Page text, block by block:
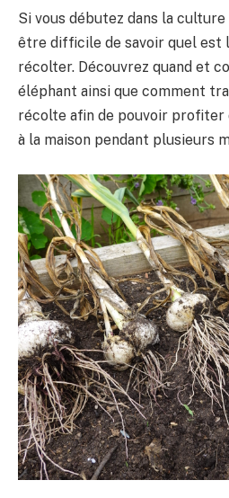
Si vous débutez dans la
être difficile de savoir quel est
récolter. Découvrez quand et
éléphant ainsi que comment
récolte afin de pouvoir profiter
à la maison pendant plusieurs